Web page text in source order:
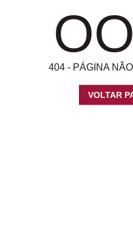
404 - PÁGINA
VOLTAR